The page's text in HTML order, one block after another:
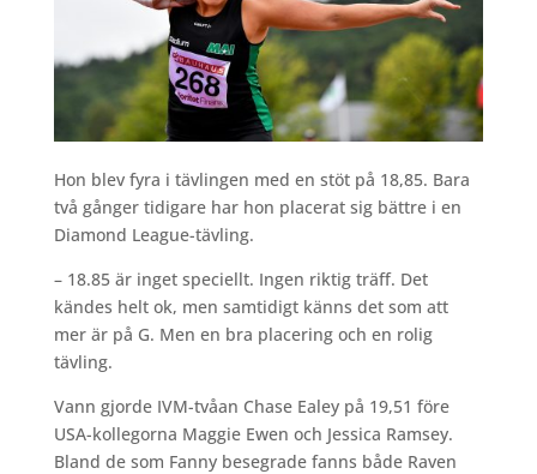
Hon blev fyra i tävlingen med en stöt på 18,85. Bara
två gånger tidigare har hon placerat sig bättre i en
Diamond League-tävling.
– 18.85 är inget speciellt. Ingen riktig träff. Det
kändes helt ok, men samtidigt känns det som att
mer är på G. Men en bra placering och en rolig
tävling.
Vann gjorde IVM-tvåan Chase Ealey på 19,51 före
USA-kollegorna Maggie Ewen och Jessica Ramsey.
Bland de som Fanny besegrade fanns både Raven